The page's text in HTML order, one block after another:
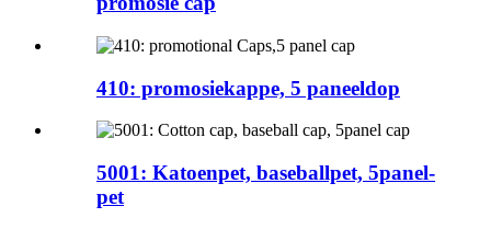
410: promosiekappe, 5 paneeldop
5001: Katoenpet, baseballpet, 5panel-
pet